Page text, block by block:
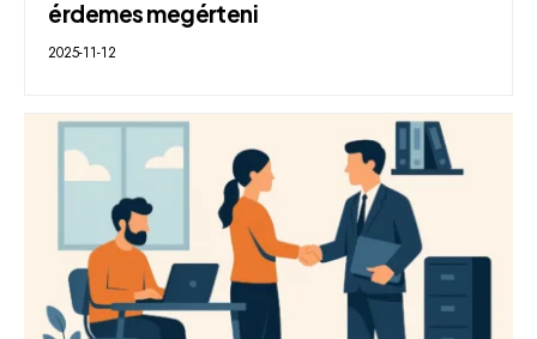
érdemes megérteni
2025-11-12